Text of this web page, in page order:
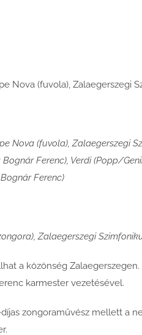
Nova (fuvola), Zalaegerszegi
Nova (fuvola), Zalaegerszegi
Ferenc), Verdi (Popp/
Ferenc)
Zalaegerszegi
a közönség
karmester vezetésével.
zongoraművész mellett a